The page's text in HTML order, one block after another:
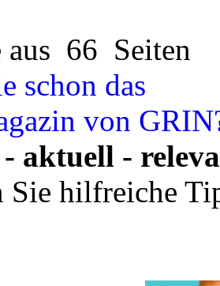
aus 66 Seiten
schon das
von
aktuell -
Sie hilfreiche